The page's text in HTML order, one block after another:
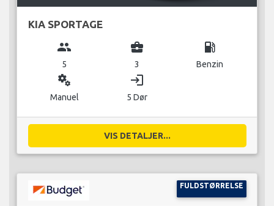
KIA SPORTAGE
group
5
business_center
3
local_gas_station
Benzin
miscellaneous_services
Manuel
login
5 Dør
VIS DETALJER...
FULDSTØRRELSE